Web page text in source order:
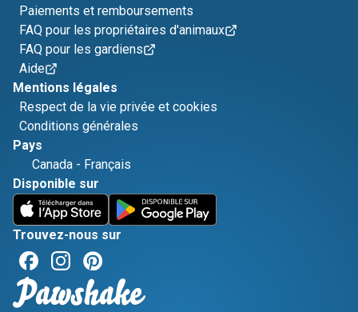
Paiements et remboursements
FAQ pour les propriétaires d'animaux
FAQ pour les gardiens
Aide
Mentions légales
Respect de la vie privée et cookies
Conditions générales
Pays
Canada - Français
Disponible sur
Trouvez-nous sur